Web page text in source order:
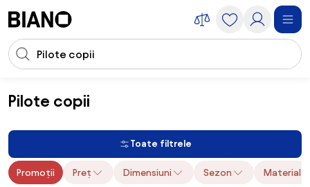
Introducerea căutării
Pilote copii
Pentru copii Textile copii
Toate filtrele
Promoții Preț Dimensiuni Sezon Material